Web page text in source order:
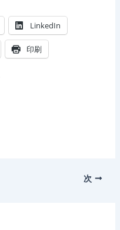
LinkedIn
印刷
次